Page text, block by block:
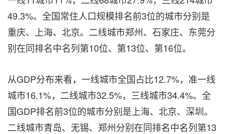
49.3%。全国常住人口规模排名前3位的城市分别是
重庆、上海、北京。二线城市郑州、石家庄、东莞分
别在同排名中名列第10位、第13位、第16位。
从GDP分布来看，一线城市全国占比12.7%，准一线
城市16.1%，二线城市32.5%，三线城市34.4%。全
国GDP排名前3位的城市分别是上海、北京、深圳。
二线城市青岛、无锡、郑州分别在同排名中名列第13